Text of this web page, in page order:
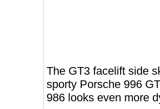
The GT3 facelift side
sporty Porsche 996
986 looks even more